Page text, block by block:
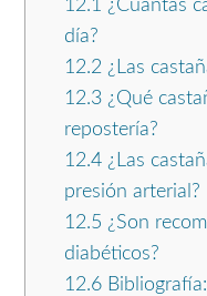
12.1 ¿Cuántas
día?
12.2¿Las
12.3¿Qué
repostería?
12.4¿Las
presión arterial?
12.5 ¿Son
diabéticos?
12.6Bibliografía: